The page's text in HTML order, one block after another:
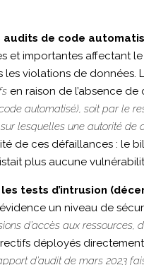
de code
et importantes affectant
les violations de
en raison de l’absence
automatisé), soit par le
lesquelles une autorité
de ces défaillances : le
plus aucune
tests d’intrusion
un niveau de
d’accès aux
déployés directement
d’audit de mars 2023